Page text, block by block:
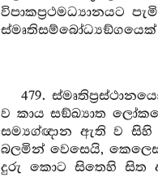
විපාකප්‍රථමධ්‍යානයට
ස්මෘතිසම්බෝධ්‍යඞ්ගයෙක්
479.
ව කාය සඞ්ඛ්‍යාත
සම්‍යග්ඥාන ඇති ව සිහි
බලමින් වෙසෙයි,
දුරු කොට සිතෙහි සිත